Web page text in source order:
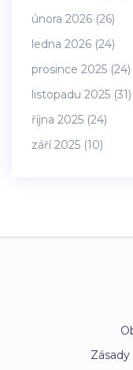
února 2026 (26)
ledna 2026 (24)
prosince 2025 (24)
listopadu 2025 (31)
října 2025 (24)
září 2025 (10)